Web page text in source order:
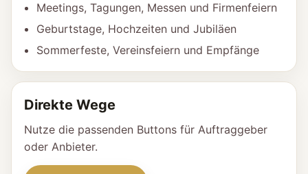
Meetings, Tagungen, Messen und Firmenfeiern
Geburtstage, Hochzeiten und Jubiläen
Sommerfeste, Vereinsfeiern und Empfänge
Direkte Wege
Nutze die passenden Buttons für Auftraggeber
oder Anbieter.